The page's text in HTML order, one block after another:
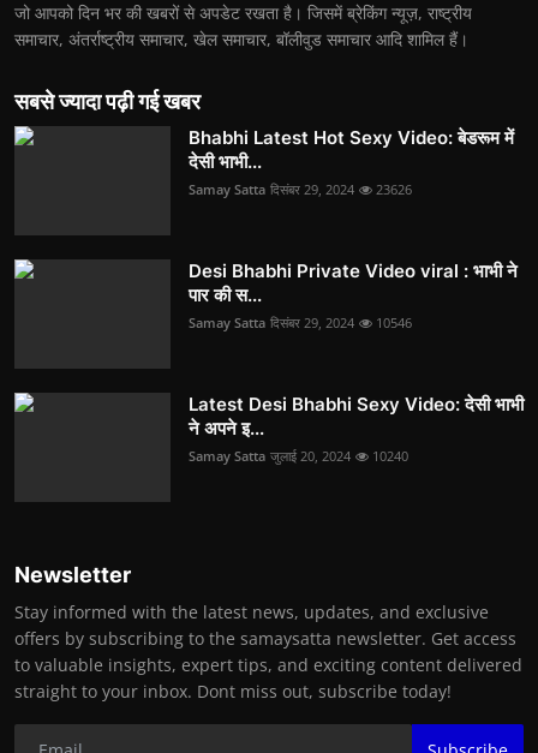
जो आपको दिन भर की खबरों से अपडेट रखता है। जिसमें ब्रेकिंग न्यूज़, राष्ट्रीय
समाचार, अंतर्राष्ट्रीय समाचार, खेल समाचार, बॉलीवुड समाचार आदि शामिल हैं।
सबसे ज्यादा पढ़ी गई खबर
Bhabhi Latest Hot Sexy Video: बेडरूम में
देसी भाभी...
Samay Satta दिसंबर 29, 2024 23626
Desi Bhabhi Private Video viral : भाभी ने
पार की स...
Samay Satta दिसंबर 29, 2024 10546
Latest Desi Bhabhi Sexy Video: देसी भाभी
ने अपने इ...
Samay Satta जुलाई 20, 2024 10240
Newsletter
Stay informed with the latest news, updates, and exclusive
offers by subscribing to the samaysatta newsletter. Get access
to valuable insights, expert tips, and exciting content delivered
straight to your inbox. Dont miss out, subscribe today!